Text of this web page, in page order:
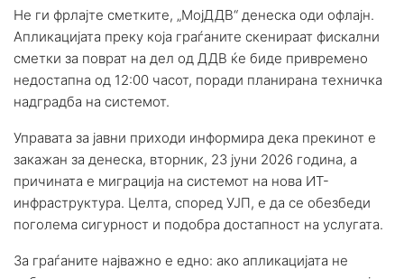
Не ги фрлајте сметките, „МојДДВ“ денеска оди офлајн.
Апликацијата преку која граѓаните скенираат фискални
сметки за поврат на дел од ДДВ ќе биде привремено
недостапна од 12:00 часот, поради планирана техничка
надградба на системот.
Управата за јавни приходи информира дека прекинот е
закажан за денеска, вторник, 23 јуни 2026 година, а
причината е миграција на системот на нова ИТ-
инфраструктура. Целта, според УЈП, е да се обезбеди
поголема сигурност и подобра достапност на услугата.
За граѓаните најважно е едно: ако апликацијата не